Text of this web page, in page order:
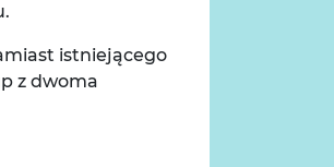
istniejącego
z dwoma